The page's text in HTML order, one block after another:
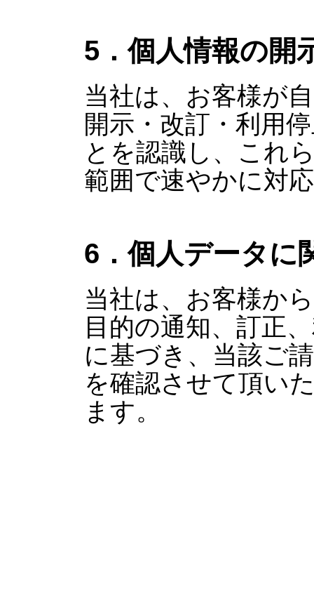
5．個人情報の開
当社は、お客様が
開示・改訂・利用
とを認識し、これ
範囲で速やかに対
6．個人データに
当社は、お客様か
目的の通知、訂正
に基づき、当該ご
を確認させて頂い
ます。